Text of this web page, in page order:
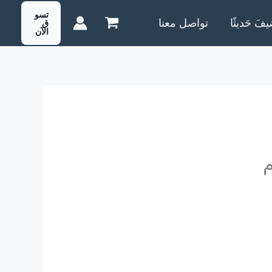
حَديثًا تواصل معنا
تسو
ق
الآن